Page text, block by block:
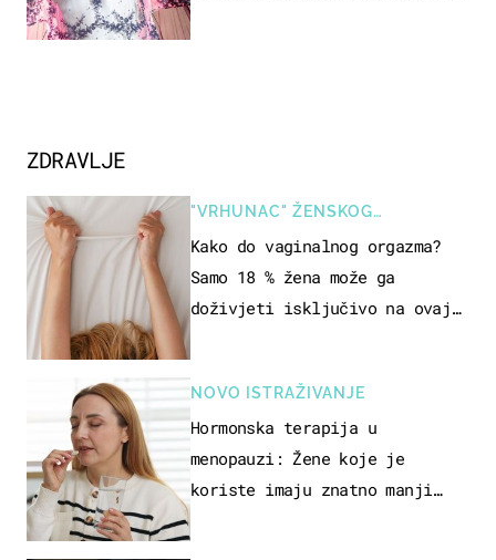
ZDRAVLJE
"VRHUNAC" ŽENSKOG
SEKSUALNOG ISKUSTVA
Kako do vaginalnog orgazma?
Samo 18 % žena može ga
doživjeti isključivo na ovaj
NOVO ISTRAŽIVANJE
Hormonska terapija u
menopauzi: Žene koje je
koriste imaju znatno manji